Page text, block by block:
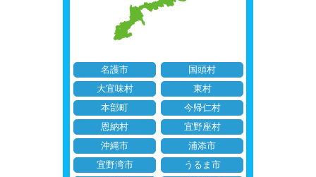
名護市
国頭村
大宜味村
東村
本部町
今帰仁村
恩納村
宜野座村
沖縄市
浦添市
宜野湾市
うるま市